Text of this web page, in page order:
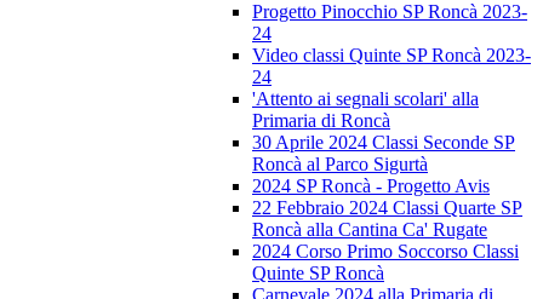
Progetto Pinocchio SP Roncà 2023-
24
Video classi Quinte SP Roncà 2023-
24
'Attento ai segnali scolari' alla
Primaria di Roncà
30 Aprile 2024 Classi Seconde SP
Roncà al Parco Sigurtà
2024 SP Roncà - Progetto Avis
22 Febbraio 2024 Classi Quarte SP
Roncà alla Cantina Ca' Rugate
2024 Corso Primo Soccorso Classi
Quinte SP Roncà